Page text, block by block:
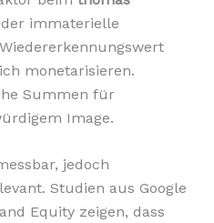
immaterielle
monetarisieren.
Summen für
Image.
jedoch
Studien aus Google
Equity zeigen, dass